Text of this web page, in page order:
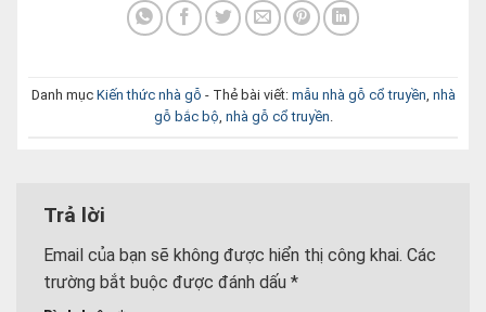
Danh mục Kiến thức nhà gỗ - Thẻ bài viết: mẫu nhà gỗ cổ truyền nhà
gỗ bắc bộ nhà gỗ cổ truyền
Trả lời
Email của bạn sẽ không được hiển thị công khai. Các
trường bắt buộc được đánh dấu *